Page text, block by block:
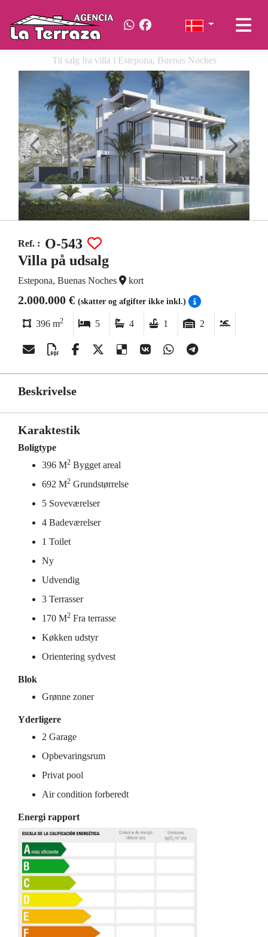
Til salg fra villa i Estepona, Buenas Noches
Ref. : O-543
Villa på udsalg
Estepona, Buenas Noches kort
2.000.000 € (skatter og afgifter ikke inkl.)
396 m2 5 4 1 2
Beskrivelse
Karaktestik
Boligtype
396 M2 Bygget areal
692 M2 Grundstørrelse
5 Soveværelser
4 Badeværelser
1 Toilet
Ny
Udvendig
3 Terrasser
170 M2 Fra terrasse
Køkken udstyr
Orientering sydvest
Blok
Grønne zoner
Yderligere
2 Garage
Opbevaringsrum
Privat pool
Air condition forberedt
Energi rapport